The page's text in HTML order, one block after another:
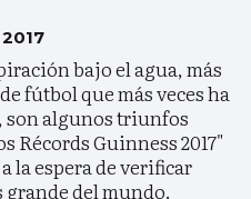
bajo el agua, más
fútbol que más veces ha
son algunos triunfos
Récords Guinness 2017"
la espera de verificar
grande del mundo.